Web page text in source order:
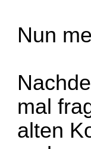
Nun
mal
alten